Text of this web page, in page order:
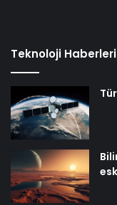
Teknoloji Haberleri